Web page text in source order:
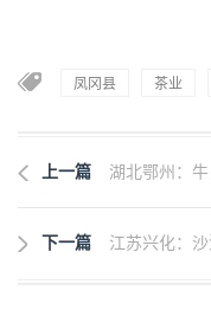
凤冈县 茶业
上一篇 湖北鄂州：
下一篇 江苏兴化：